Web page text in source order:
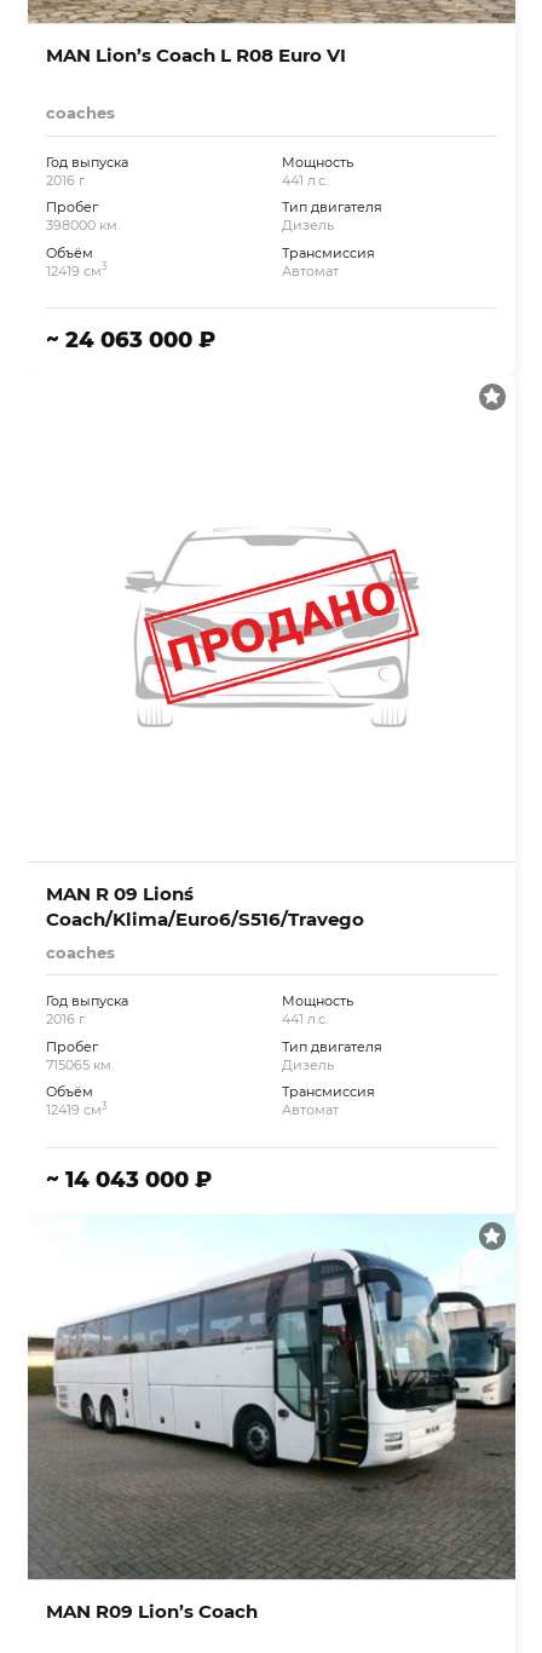
MAN Lion’s Coach L R08 Euro VI
coaches
Год выпуска
2016 г.
Пробег
398000 км.
Объём
12419 см3
Мощность
441 л.с.
Тип двигателя
Дизель
Трансмиссия
Автомат
~ 24 063 000 ₽
MAN R 09 Lion´s
Coach/Klima/Euro6/S516/Travego
coaches
Год выпуска
2016 г.
Пробег
715065 км.
Объём
12419 см3
Мощность
441 л.с.
Тип двигателя
Дизель
Трансмиссия
Автомат
~ 14 043 000 ₽
MAN R09 Lion’s Coach